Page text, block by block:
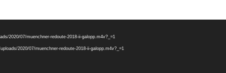
2020/07/muenchner-redoute-2018-ii-galopp.m4v?_=1
2020/07/muenchner-redoute-2018-ii-galopp.m4v?_=1